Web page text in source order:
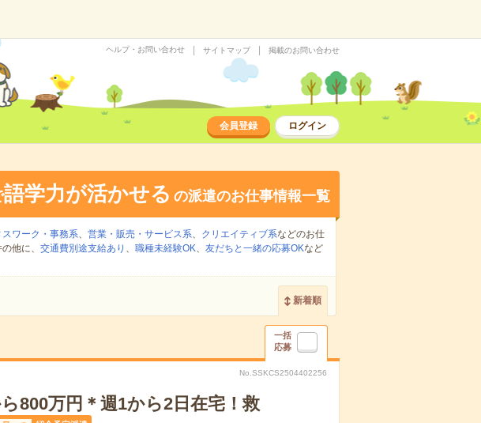
ヘルプ・お問い合わせ サイトマップ 掲載のお問い合わせ
会員登録 ログイン
語学力が活かせる の派遣のお仕事情報一覧
スワーク・事務系、 営業・販売・サービス系、 クリエイティブ系などのお仕
他に、 交通費別途支給あり 、 職種未経験OK、 友だちと一緒の応募OKなど
新着順
一括
応募
No.SSKCS2504402256
800万円＊週1から2日在宅！救